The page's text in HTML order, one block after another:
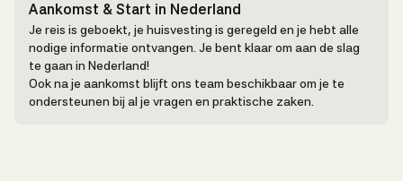
Aankomst & Start in Nederland
Je reis is geboekt, je huisvesting is geregeld en je hebt alle
nodige informatie ontvangen. Je bent klaar om aan de slag
te gaan in Nederland!
Ook na je aankomst blijft ons team beschikbaar om je te
ondersteunen bij al je vragen en praktische zaken.